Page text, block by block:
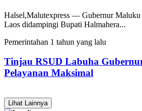
Halsel,Malutexpress — Gubernur Maluku
Laos didampingi Bupati Halmahera...
Pemerintahan 1 tahun yang lalu
Tinjau RSUD Labuha
Pelayanan Maksimal
Lihat Lainnya